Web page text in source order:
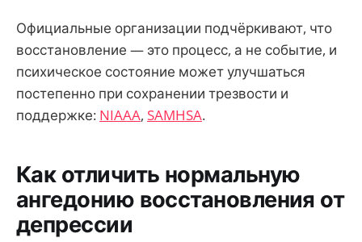
Официальные организации подчёркивают, что
восстановление — это процесс, а не событие, и
психическое состояние может улучшаться
постепенно при сохранении трезвости и
поддержке: NIAAA, SAMHSA.
Как отличить нормальную
ангедонию восстановления от
депрессии